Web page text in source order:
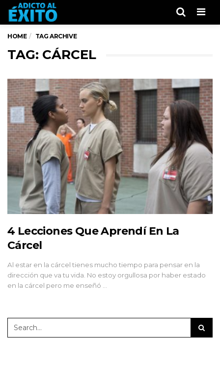
HOME TAG ARCHIVE
TAG: CÁRCEL
4 Lecciones Que Aprendí En La
Cárcel
Al estar en la cárcel tienes mucho tiempo para pensar en la
dirección que va tu vida. No estoy orgullosa por haber estado
en la cárcel pero me enseñó …